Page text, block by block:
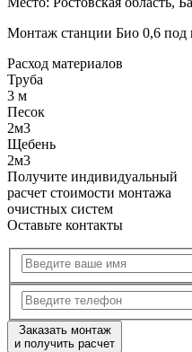
Монтаж станции Био 0,6 под
Расход материалов
Труба
3 м
Песок
2м3
Щебень
2м3
Получите индивидуальный
расчет стоимости монтажа
очистных систем
Оставьте контакты
Заказать монтаж
и получить расчет